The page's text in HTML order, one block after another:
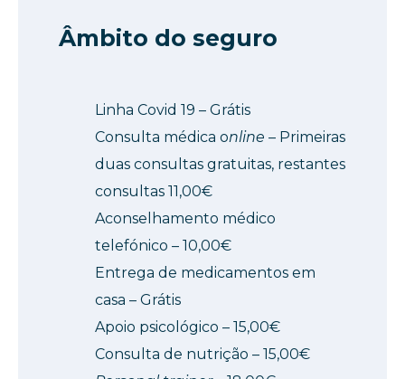
Âmbito do seguro
Linha Covid 19 – Grátis
Consulta médica online – Primeiras
duas consultas gratuitas, restantes
consultas 11,00€
Aconselhamento médico
telefónico – 10,00€
Entrega de medicamentos em
casa – Grátis
Apoio psicológico – 15,00€
Consulta de nutrição – 15,00€